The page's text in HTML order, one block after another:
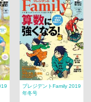
プレジデントFamily 2019
年冬号